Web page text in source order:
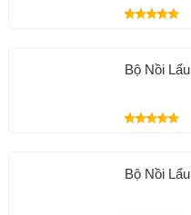
Bộ Nồi
Bộ Nồi